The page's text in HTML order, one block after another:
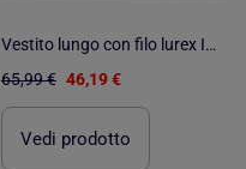
Vestito lungo con filo lurex IZIDA
65,99 € 46,19 €
Vedi prodotto